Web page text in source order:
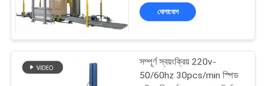
ম্যাপ
আর্ম উইন্ডিং মেশিন
যোগাযোগ
সম্পূর্ণ স্বয়ংক্রিয় 220v-
50/60hz 30pcs/min স্পিড